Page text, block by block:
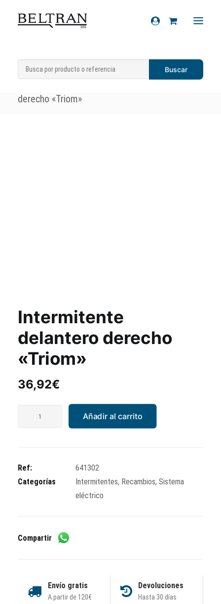
Recambios
Cascos
Inicio Recambios » Sistema eléctrico
»
Intermitentes»Intermitente delantero
derecho «Triom»
Intermitente
delantero derecho
«Triom»
36,92€
cantidad
Añadir al carrito
Ref:
641302
Categorías
Intermitentes, Recambios, Sistema
eléctrico
Compartir
Envío gratis
A partir de 120€
Devoluciones
Hasta 30 días